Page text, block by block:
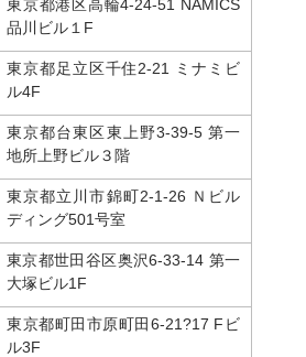
東京都港区高輪4-24-51 NAMICS
品川ビル１F
東京都足立区千住2-21 ミナミビ
ル4F
東京都台東区東上野3-39-5 第一
地所上野ビル３階
東京都立川市錦町2-1-26 Ｎビル
ディング501号室
東京都世田谷区奥沢6-33-14 第一
大塚ビル1F
東京都町田市原町田6-21?17 Fビ
ル3F